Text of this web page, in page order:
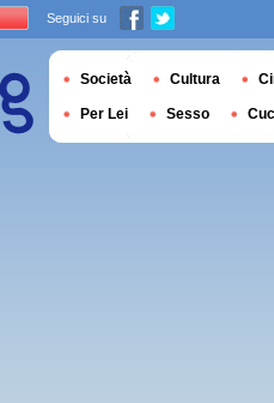
Seguici su
Società Cultura
Per Lei Sesso